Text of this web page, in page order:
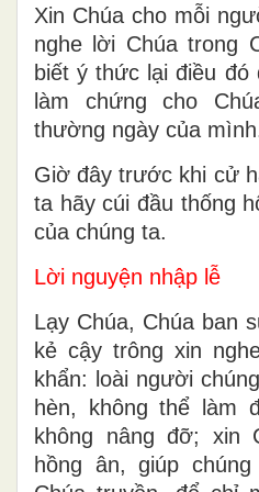
Xin Chúa cho mỗi
nghe lời Chúa trong
biết ý thức lại điều đó
làm chứng cho
thường ngày của
Giờ đây trước khi cử
ta hãy cúi đầu thống
của chúng ta.
Lời nguyện nhập lễ
Lạy Chúa, Chúa ban
kẻ cậy trông xin
khẩn: loài người
hèn, không thể làm
không nâng đỡ; xin
hồng ân, giúp